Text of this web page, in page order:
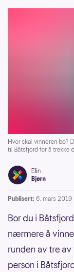
Hvor skal vinneren bo?
til Båtsfjord for å trekke
Elin
Bjørn
Publisert: 6. mars 2019
Bor du i
nærmere å
runden av tre
person i